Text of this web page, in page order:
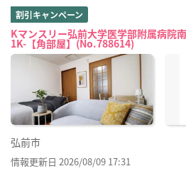
割引キャンペーン
Kマンスリー弘前大学医学部附属病院
1K-【角部屋】(No.788614)
弘前市
情報更新日 2026/08/09 17:31